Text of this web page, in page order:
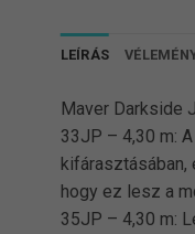
LEÍRÁS
Maver Darkside
33JP – 4,30 m:
kifárasztásában,
hogy ez lesz a
35JP – 4,30 m: